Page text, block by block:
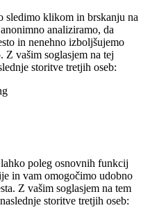
sledimo klikom in brskanju na
analiziramo, da
in nenehno izboljšujemo
Z vašim soglasjem na tej
storitve tretjih oseb:
poleg osnovnih funkcij
in vam omogočimo udobno
Z vašim soglasjem na tem
storitve tretjih oseb: